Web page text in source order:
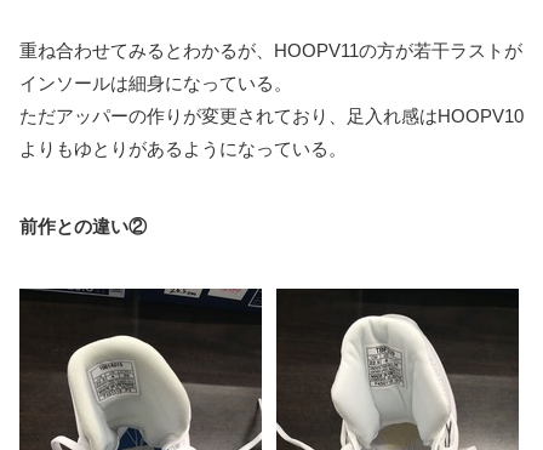
重ね合わせてみるとわかるが、HOOPV11の方が若干ラストが
インソールは細身になっている。
ただアッパーの作りが変更されており、足入れ感はHOOPV10
よりもゆとりがあるようになっている。
前作との違い②